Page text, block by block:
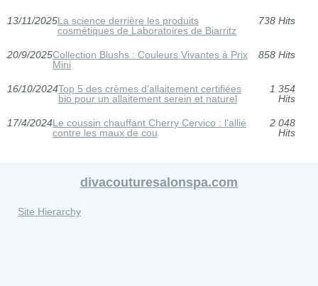
13/11/2025La science derrière les produits
cosmétiques de Laboratoires de Biarritz
738 Hits
20/9/2025Collection Blushs : Couleurs Vivantes à Prix
Mini
858 Hits
16/10/2024Top 5 des crèmes d'allaitement certifiées
bio pour un allaitement serein et naturel
1 354
Hits
17/4/2024Le coussin chauffant Cherry Cervico : l'allié
contre les maux de cou
2 048
Hits
divacouturesalonspa.com
Site Hierarchy